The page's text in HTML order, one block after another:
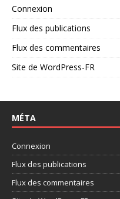
Connexion
Flux des publications
Flux des commentaires
Site de WordPress-FR
MÉTA
Connexion
Flux des publications
Flux des commentaires